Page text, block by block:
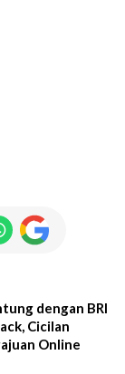
dengan BRI
Cicilan
Online